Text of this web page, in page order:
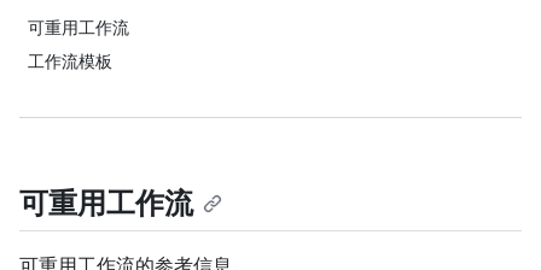
可重用工作流
工作流模板
可重用工作流